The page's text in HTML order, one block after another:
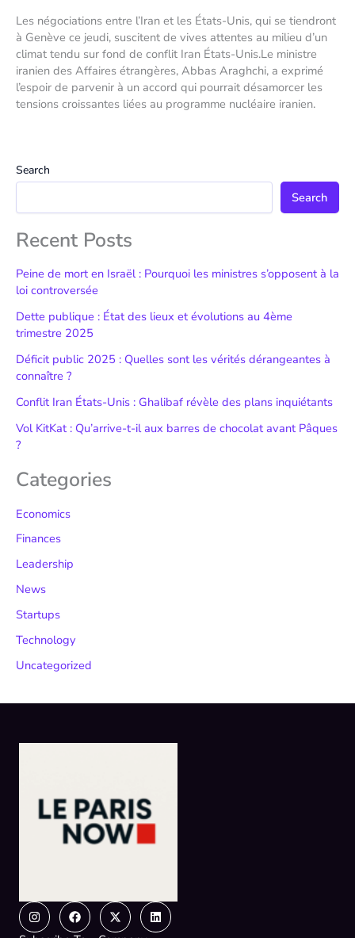
Les négociations entre l’Iran et les États-Unis, qui se tiendront
à Genève ce jeudi, suscitent de vives attentes au milieu d’un
climat tendu sur fond de conflit Iran États-Unis.Le ministre
iranien des Affaires étrangères, Abbas Araghchi, a exprimé
l’espoir de parvenir à un accord qui pourrait désamorcer les
tensions croissantes liées au programme nucléaire iranien.
Search
Search
Recent Posts
Peine de mort en Israël : Pourquoi les ministres s’opposent à la
loi controversée
Dette publique : État des lieux et évolutions au 4ème
trimestre 2025
Déficit public 2025 : Quelles sont les vérités dérangeantes à
connaître ?
Conflit Iran États-Unis : Ghalibaf révèle des plans inquiétants
Vol KitKat : Qu’arrive-t-il aux barres de chocolat avant Pâques
?
Categories
Economics
Finances
Leadership
News
Startups
Technology
Uncategorized
InstagramFacebook
X-
twitter
Linkedin